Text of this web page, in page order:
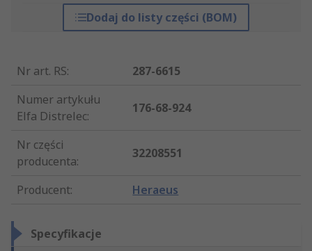
Dodaj do listy części (BOM)
Nr art. RS:
287-6615
Numer artykułu
Elfa Distrelec:
176-68-924
Nr części
producenta:
32208551
Producent: Heraeus
Specyfikacje